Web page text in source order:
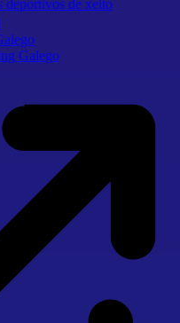
Galego
deportivos de xeito